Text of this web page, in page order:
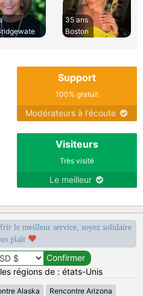
35 ans
Boston
Support
100% gratuit
Modérateurs à l'écoute
Visiteurs
Très visité
Le meilleur
le meilleur service, soyez solidaire
plaît
régions de : états-Unis
Alaska Rencontre Arizona